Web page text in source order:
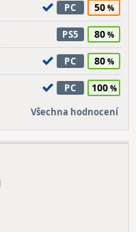
PC 50
PS5 80
PC 80
PC 100
Všechna hodnocení